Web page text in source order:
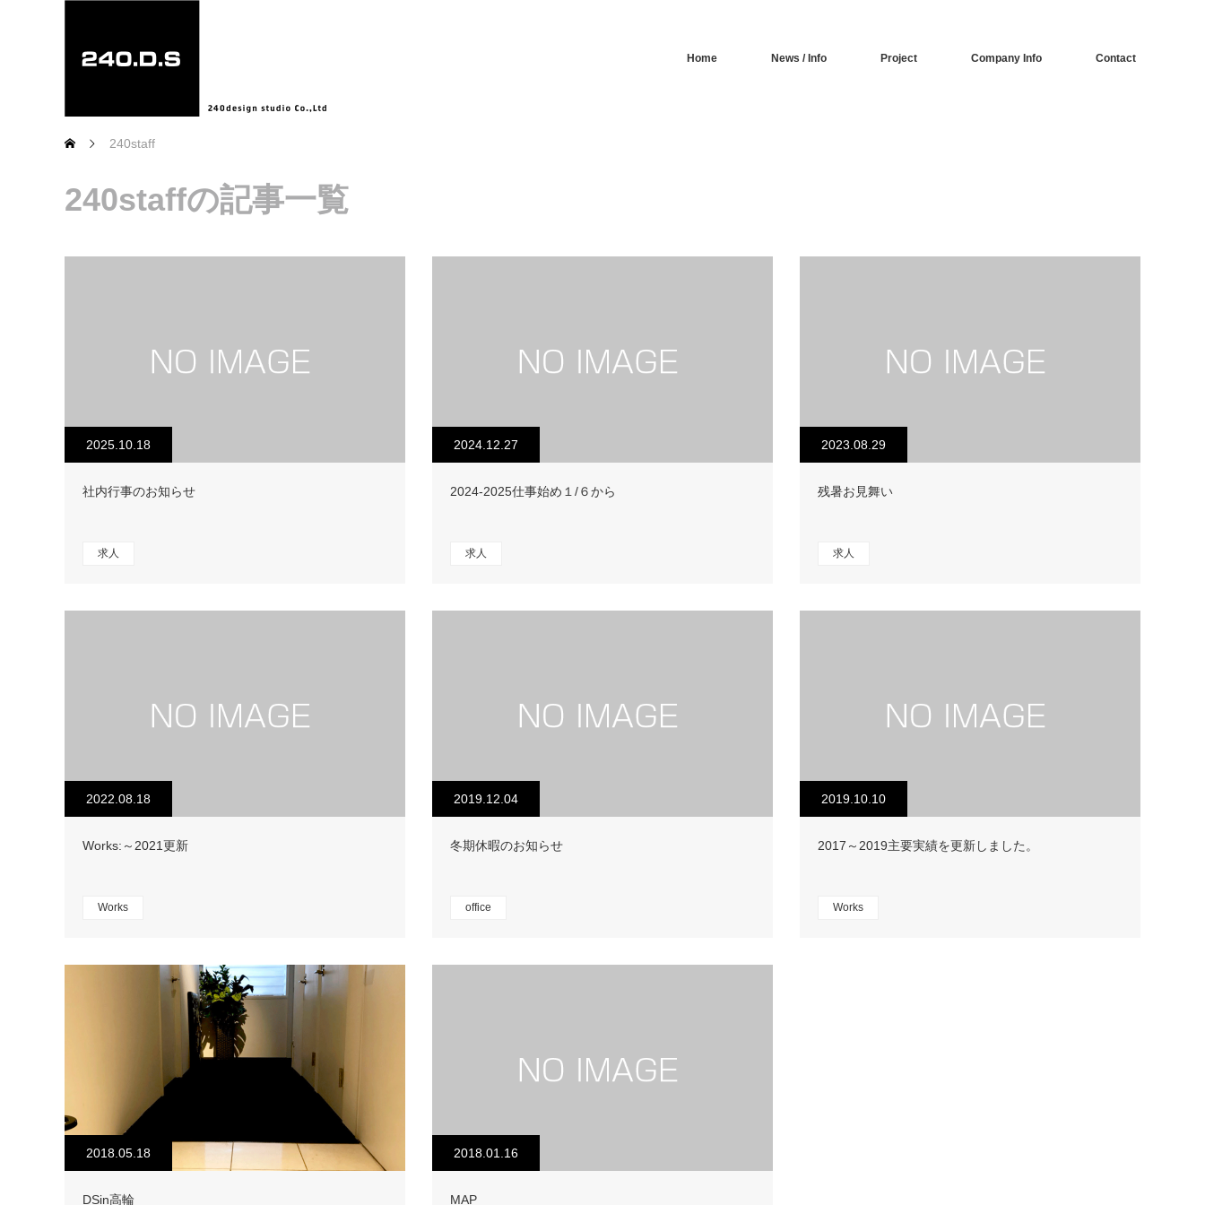
Home News / Info Project Company Info Contact
240staff
240staffの記事一覧
2025.10.18
社内行事のお知らせ
求人
2024.12.27
2024-2025仕事始め１/６から
求人
2023.08.29
残暑お見舞い
求人
2022.08.18
Works:～2021更新
Works
2019.12.04
冬期休暇のお知らせ
office
2019.10.10
2017～2019主要実績を更新しました。
Works
2018.05.18
DSin高輪
2018.01.16
MAP